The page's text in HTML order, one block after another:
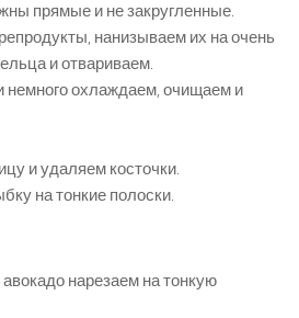
прямые и не закругленные.
нанизываем их на очень
и отвариваем.
немного охлаждаем, очищаем и
и удаляем косточки.
на тонкие полоски.
нарезаем на тонкую